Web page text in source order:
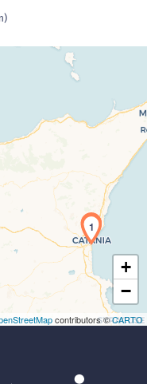
in corso...
1
+
−
contributors ©CARTO